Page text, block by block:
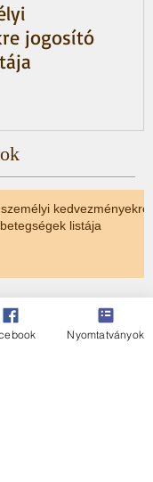
jogosító
kedvezményekre
listája
tervezetben
Nyomtatványok